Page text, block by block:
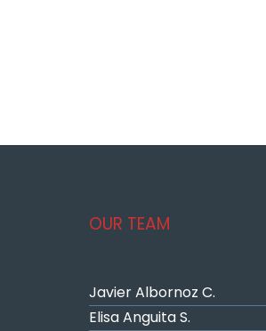
OUR TEAM
Javier Albornoz C.
Elisa Anguita S.